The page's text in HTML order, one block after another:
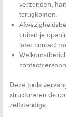
verzenden,
terugkomen.
buiten je
later contact
Deze tools
structureren de
zelfstandige.